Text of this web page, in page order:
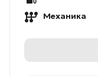
Механика